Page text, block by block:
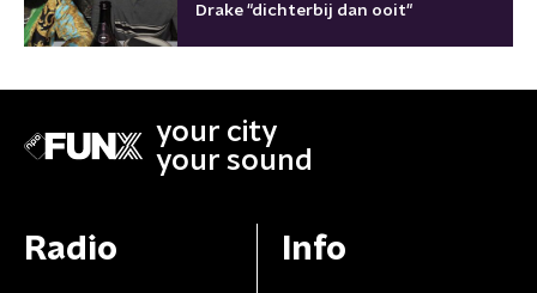
Drake "dichterbij dan ooit"
your city
your sound
Radio Info